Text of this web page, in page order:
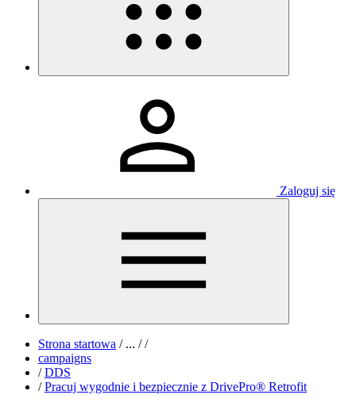
Zaloguj się
Strona startowa /... / /
campaigns
/ DDS
/ Pracuj wygodnie i bezpiecznie z DrivePro® Retrofit